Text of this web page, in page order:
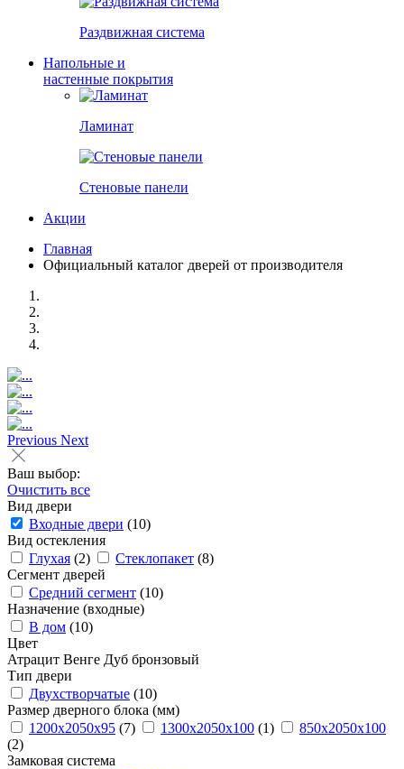
Раздвижная система
Напольные и
настенные покрытия
Ламинат
Стеновые панели
Акции
Главная
Официальный каталог дверей от производителя
Previous Next
Ваш выбор:
Очистить все
Вид двери
Входные двери (10)
Вид остекления
Глухая (2) Стеклопакет (8)
Сегмент дверей
Средний сегмент (10)
Назначение (входные)
В дом (10)
Цвет
Атрацит Венге Дуб бронзовый
Тип двери
Двухстворчатые (10)
Размер дверного блока (мм)
1200x2050x95 (7) 1300x2050x100 (1)
850x2050х100
(2)
Замковая система